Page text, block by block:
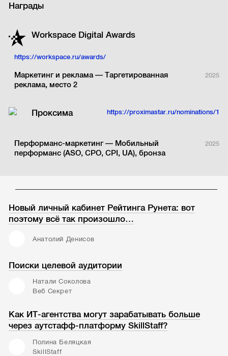
Награды
Workspace Digital Аwards
https://workspace.ru/awards/
Маркетинг и реклама — Таргетированная
реклама, место 2
2025
Проксима https://proximastar.ru/nominations/1
Перформанс-маркетинг — Мобильный
перформанс (ASO, CPO, CPI, UA), бронза
2025
Новый личный кабинет Рейтинга Рунета: вот
поэтому всё так произошло…
Анатолий Денисов
Поиски целевой аудитории
Натали Соколова
Веб Секрет
Как ИТ-агентства могут зарабатывать больше
через аутстафф-платформу SkillStaff?
Полина Беляцкая
SkillStaff